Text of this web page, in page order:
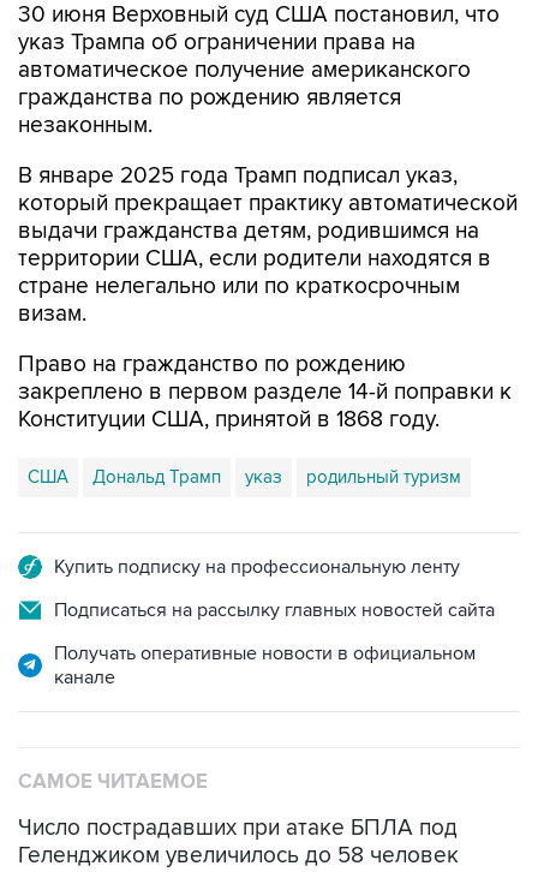
30 июня Верховный суд США постановил, что
указ Трампа об ограничении права на
автоматическое получение американского
гражданства по рождению является
незаконным.
В январе 2025 года Трамп подписал указ,
который прекращает практику автоматической
выдачи гражданства детям, родившимся на
территории США, если родители находятся в
стране нелегально или по краткосрочным
визам.
Право на гражданство по рождению
закреплено в первом разделе 14-й поправки к
Конституции США, принятой в 1868 году.
США Дональд Трамп указ родильный туризм
Купить подписку на профессиональную ленту
Подписаться на рассылку главных новостей сайта
Получать оперативные новости в официальном
канале
САМОЕ ЧИТАЕМОЕ
Число пострадавших при атаке БПЛА под
Геленджиком увеличилось до 58 человек